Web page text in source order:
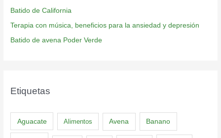
Batido de California
Terapia con música, beneficios para la ansiedad y depresión
Batido de avena Poder Verde
Etiquetas
Aguacate Alimentos Avena Banano